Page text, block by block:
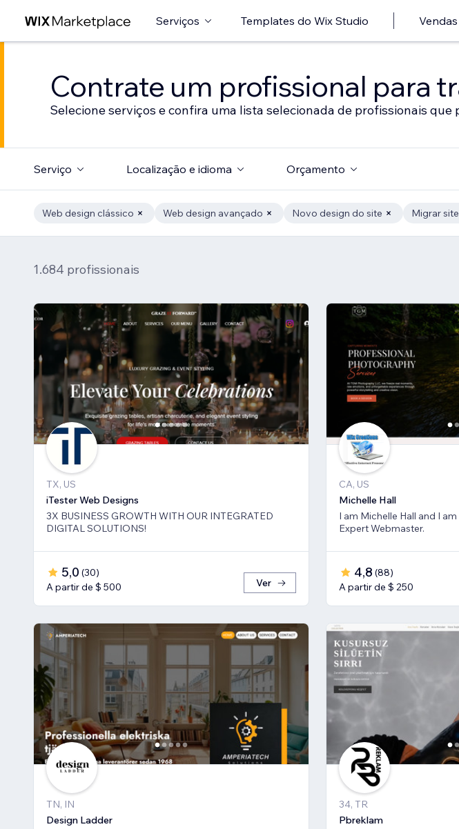
Serviços Templates do Wix Studio
Contrate um profissional para
Selecione serviços e confira uma lista selecionada de profissionais
Serviço Localização e idioma Orçamento
Web design clássico Web design avançado Novo design do site Migrar site
1.684 profissionais
TX, US
iTester Web Designs
3X BUSINESS GROWTH ​WITH OUR INTEGRATED
DIGITAL SOLUTIONS!
5,0 (30)
A partir de $ 500
Ver
CA, US
Michelle Hall
I am Michelle Hall and I
Expert Webmaster.
4,8 (88)
A partir de $ 250
TN, IN
Design Ladder
34, TR
Pbreklam